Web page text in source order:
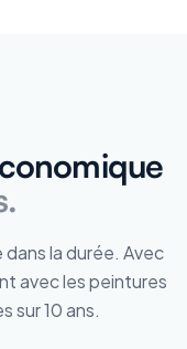
dans la durée. Avec
avec les peintures
sur 10 ans.